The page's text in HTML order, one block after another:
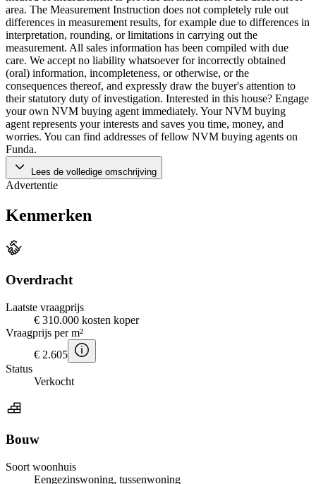
Lees de volledige omschrijving
Advertentie
Kenmerken
Overdracht
Laatste vraagprijs
€ 310.000 kosten koper
Vraagprijs per m²
€ 2.605
Status
Verkocht
Bouw
Soort woonhuis
Eengezinswoning, tussenwoning